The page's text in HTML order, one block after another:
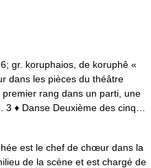
gr. koruphaios, de koruphê «
dans les pièces du théâtre
rang dans un parti, une
♦ Danse Deuxième des cinq…
est le chef de chœur dans la
de la scène et est chargé de